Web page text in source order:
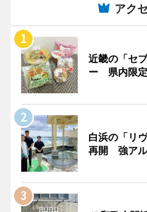
アク
近畿の「セ
ー 県内限定
白浜の「リ
再開 強アル